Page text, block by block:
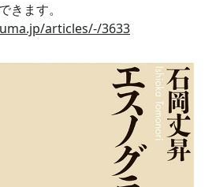
ます。
articles/-/3633